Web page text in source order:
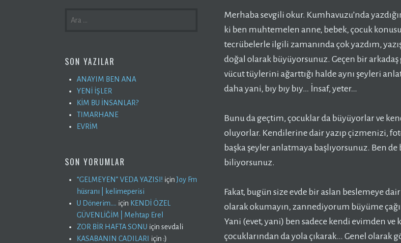
Merhaba sevgili okur. Kumhavuzu’nda
ki ben muhtemelen anne, bebek, çocuk
tecrübelerle ilgili zamanında çok yazdım,
doğal olarak büyüyorsunuz. Geçen bir
vücut tüylerini ağarttığı halde aynı şeyleri
daha yani, bıy bıy bıy… İnsaf, yeter…
Bunu da geçtim, çocuklar da büyüyorlar ve
oluyorlar. Kendilerine dair yazıp çizmenizi,
başka şeyler anlatmaya başlıyorsunuz. Ben
biliyorsunuz.
Fakat, bugün size evde bir aslan beslemeye
olarak okumayın, zannediyorum büyüme
Yani (evet, yani) ben sadece kendi evimden
çocuklarından da yola çıkarak… Genel
SON YAZILAR
ANAYIM BEN ANA
YENİ İŞLER
KİM BU İNSANLAR?
TIMARHANE
EVRİM
SON YORUMLAR
“GELMEYEN” VEDA YAZISI! içinJoy Fm
hüsranı | kelimeperisi
U Dönerim…. için KENDİ ÖZEL
GÜVENLİĞİM | Mehtap Erel
ZOR BİR HAFTA SONU için sevdali
KASABANIN CADILARI için :)